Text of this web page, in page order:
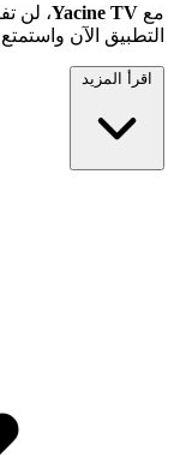
مع Yacine TV، لن
التطبيق الآن
اقرأ المزيد